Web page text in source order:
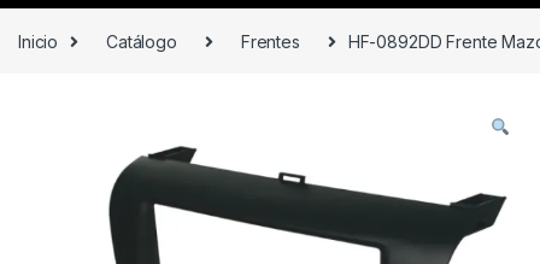
Inicio Catálogo Frentes HF-0892DD Frente